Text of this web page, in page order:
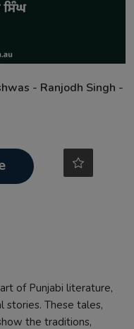
- Ranjodh Singh -
of Punjabi literature,
stories. These tales,
the traditions,